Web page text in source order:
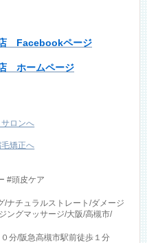
店 Facebookページ
ホームページ
#頭皮ケア
/ナチュラルストレート/ダメージ
ングマッサージ/大阪/高槻市/
分/阪急高槻市駅前徒歩１分